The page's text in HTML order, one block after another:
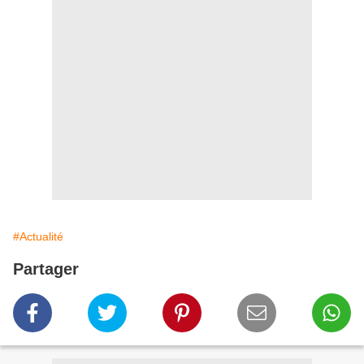
#Actualité
Partager